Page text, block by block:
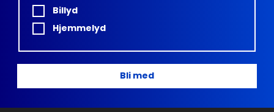
Billyd
Hjemmelyd
Bli med